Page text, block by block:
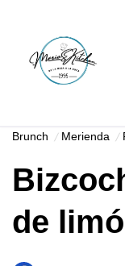
Saltar
contenido
Brunch Merienda
de